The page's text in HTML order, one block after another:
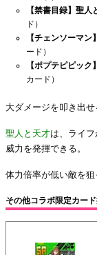
【禁書目録】聖人
ド）
【チェンソーマ
ード）
【ポプテピピッ
カード）
大ダメージを叩き出
聖人と天才は、ライ
威力を発揮できる。
体力倍率が低い敵を狙
その他コラボ限定カー